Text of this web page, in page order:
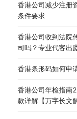
香港公司减少注册
条件要求
香港公司收到法院
司吗？专业代客出
香港条形码如何申
香港公司年检指南
款详解【万字长文